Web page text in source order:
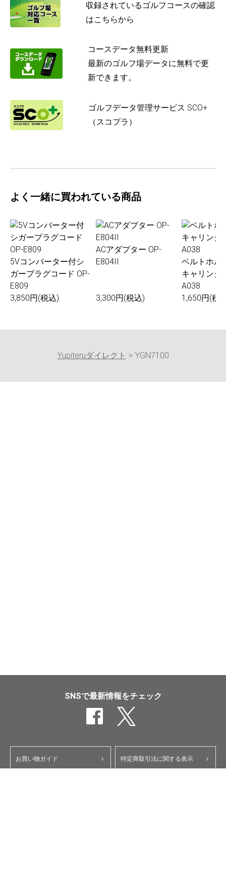
収録されているゴルフコースの確認
はこちらから
コースデータ無料更新
最新のゴルフ場データに無料で更
新できます。
ゴルフデータ管理サービス SCO+
（スコプラ）
よく一緒に買われている商品
5Vコンバーター付シ
ガープラグコード OP-
E809
3,850円(税込)
ACアダプター OP-
E804II
3,300円(税込)
ベルトホル
キャリング
A038
1,650円(税
Yupiteruダイレクト YGN7100
SNSで最新情報をチェック
お買い物ガイド 特定商取引法に関する表示